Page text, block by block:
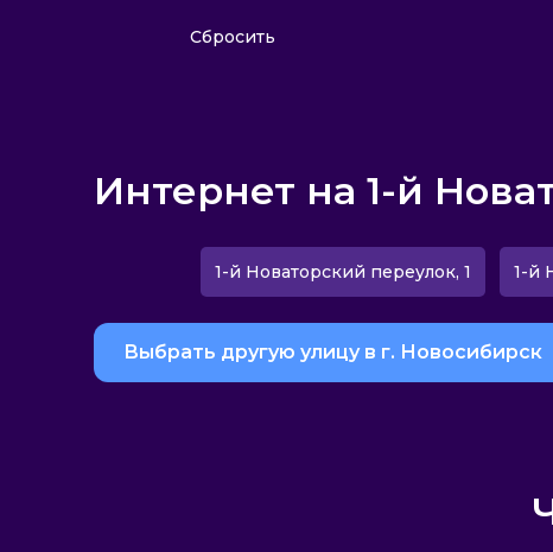
Сбросить
Интернет на 1-й
1-й Новаторский переулок, 1 1-й
Выбрать другую улицу в г. Новосибирск